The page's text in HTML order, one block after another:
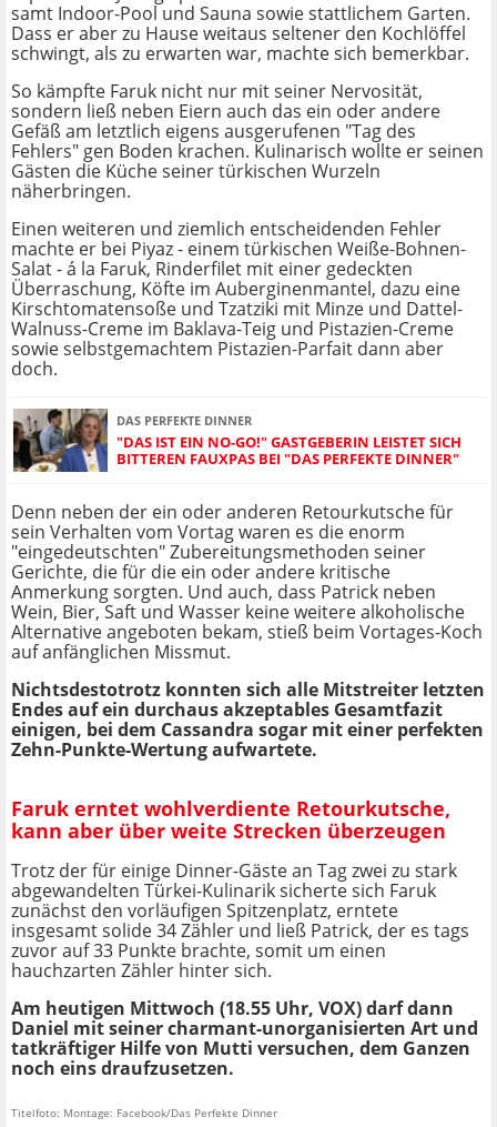
samt Indoor-Pool und Sauna sowie stattlichem Garten.
Dass er aber zu Hause weitaus seltener den Kochlöffel
schwingt, als zu erwarten war, machte sich bemerkbar.
So kämpfte Faruk nicht nur mit seiner Nervosität,
sondern ließ neben Eiern auch das ein oder andere
Gefäß am letztlich eigens ausgerufenen "Tag des
Fehlers" gen Boden krachen. Kulinarisch wollte er seinen
Gästen die Küche seiner türkischen Wurzeln
näherbringen.
Einen weiteren und ziemlich entscheidenden Fehler
machte er bei Piyaz - einem türkischen Weiße-Bohnen-
Salat - á la Faruk, Rinderfilet mit einer gedeckten
Überraschung, Köfte im Auberginenmantel, dazu eine
Kirschtomatensoße und Tzatziki mit Minze und Dattel-
Walnuss-Creme im Baklava-Teig und Pistazien-Creme
sowie selbstgemachtem Pistazien-Parfait dann aber
doch.
DAS PERFEKTE DINNER
"DAS IST EIN NO-GO!" GASTGEBERIN LEISTET SICH
BITTEREN FAUXPAS BEI "DAS PERFEKTE DINNER"
Denn neben der ein oder anderen Retourkutsche für
sein Verhalten vom Vortag waren es die enorm
"eingedeutschten" Zubereitungsmethoden seiner
Gerichte, die für die ein oder andere kritische
Anmerkung sorgten. Und auch, dass Patrick neben
Wein, Bier, Saft und Wasser keine weitere alkoholische
Alternative angeboten bekam, stieß beim Vortages-Koch
auf anfänglichen Missmut.
Nichtsdestotrotz konnten sich alle Mitstreiter letzten
Endes auf ein durchaus akzeptables Gesamtfazit
einigen, bei dem Cassandra sogar mit einer perfekten
Zehn-Punkte-Wertung aufwartete.
Faruk erntet wohlverdiente Retourkutsche,
kann aber über weite Strecken überzeugen
Trotz der für einige Dinner-Gäste an Tag zwei zu stark
abgewandelten Türkei-Kulinarik sicherte sich Faruk
zunächst den vorläufigen Spitzenplatz, erntete
insgesamt solide 34 Zähler und ließ Patrick, der es tags
zuvor auf 33 Punkte brachte, somit um einen
hauchzarten Zähler hinter sich.
Am heutigen Mittwoch (18.55 Uhr, VOX) darf dann
Daniel mit seiner charmant-unorganisierten Art und
tatkräftiger Hilfe von Mutti versuchen, dem Ganzen
noch eins draufzusetzen.
Titelfoto: Montage: Facebook/Das Perfekte Dinner